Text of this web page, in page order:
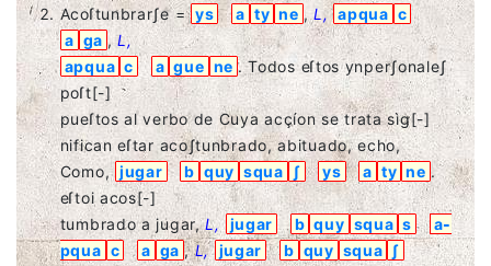
Acoſtunbrarʃe = ys a ty ne ,L, apqua c
a ga ,L,
apqua c a gue ne . Todos eſtos ynperʃonaleʃ
poſt[-]
pueſtos al verbo de Cuya acçíon se trata sìg[-]
nifican eſtar acoʃtunbrado, abituado, echo,
Como, jugar b quy squa ʃ ys a ty ne .
eſtoi acos[-]
tumbrado a jugar,L, jugar b quy squa s a-
pqua c a ga ,L, jugar b quy squa ʃ